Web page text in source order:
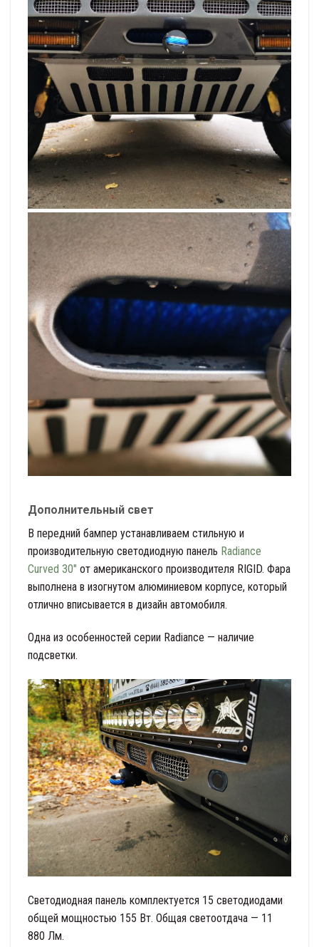
Дополнительный свет
В передний бампер устанавливаем стильную и
производительную светодиодную панель Radiance
Curved 30″ от американского производителя RIGID. Фара
выполнена в изогнутом алюминиевом корпусе, который
отлично вписывается в дизайн автомобиля.
Одна из особенностей серии Radiance — наличие
подсветки.
Светодиодная панель комплектуется 15 светодиодами
общей мощностью 155 Вт. Общая светоотдача — 11
880 Лм.